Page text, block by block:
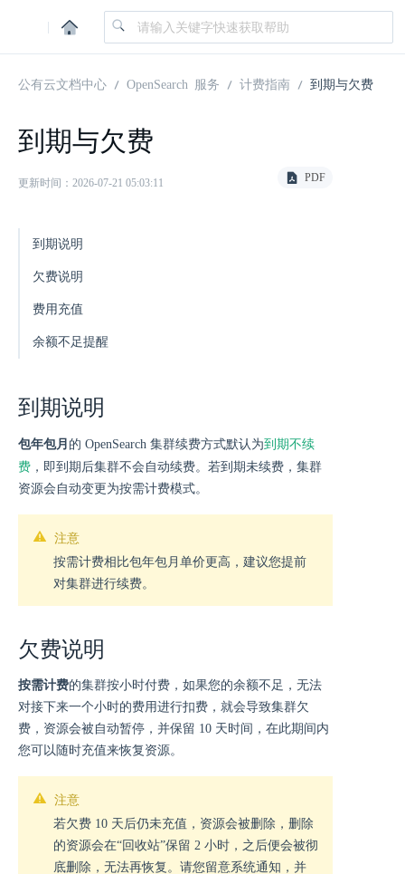
|
公有云文档中心 OpenSearch 服务 计费指南 到期与欠费
到期与欠费
更新时间：2026-07-21 05:03:11 PDF
到期说明
欠费说明
费用充值
余额不足提醒
到期说明
包年包月 的 OpenSearch 集群续费方式默认为到期不续
费 ，即到期后集群不会自动续费。若到期未续费，集群
资源会自动变更为按需计费模式。
注意
按需计费相比包年包月单价更高，建议您提前
对集群进行续费。
欠费说明
按需计费的集群按小时付费，如果您的余额不足，无法
对接下来一个小时的费用进行扣费，就会导致集群欠
费，资源会被自动暂停，并保留 10 天时间，在此期间内
您可以随时充值来恢复资源。
注意
若欠费 10 天后仍未充值，资源会被删除，删除
的资源会在“回收站”保留 2 小时，之后便会被彻
底删除，无法再恢复。请您留意系统通知，并